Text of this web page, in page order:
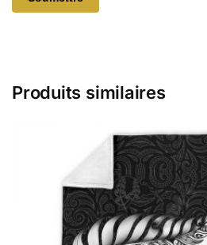
Produits similaires